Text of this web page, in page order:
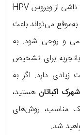
زگیل تناسلی یکی از شایع‌ترین بیماری‌های ناشی از ویروس HPV
می‌تواند باعث
و روحی شود. به
برای تشخیص
زیادی دارد. اگر به
اکباتان هستید،
مناسب، روش‌های
شد.